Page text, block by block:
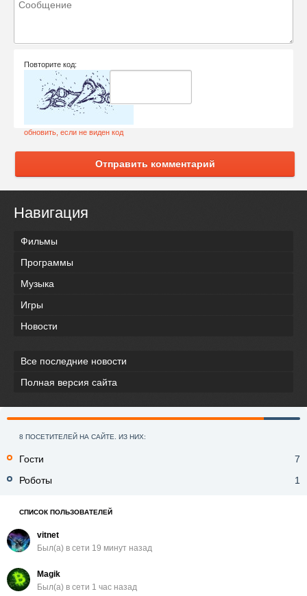
Повторите код:
обновить, если не виден код
Отправить комментарий
Навигация
Фильмы
Программы
Музыка
Игры
Новости
Все последние новости
Полная версия сайта
8 ПОСЕТИТЕЛЕЙ НА САЙТЕ. ИЗ НИХ:
Гости
7
Роботы
1
СПИСОК ПОЛЬЗОВАТЕЛЕЙ
vitnet
Был(a) в сети 19 минут назад
Magik
Был(a) в сети 1 час назад